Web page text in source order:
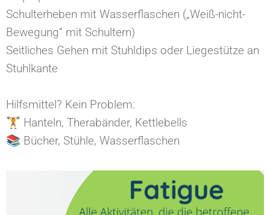
Schulterheben mit Wasserflaschen („Weiß-nicht-
Bewegung“ mit Schultern)⁠
Seitliches Gehen mit ⁠Stuhldips oder Liegestütze an
Stuhlkante⁠
Hilfsmittel? Kein Problem:⁠
🏋️ Hanteln, Therabänder, Kettlebells⁠
📚 Bücher, Stühle, Wasserflaschen